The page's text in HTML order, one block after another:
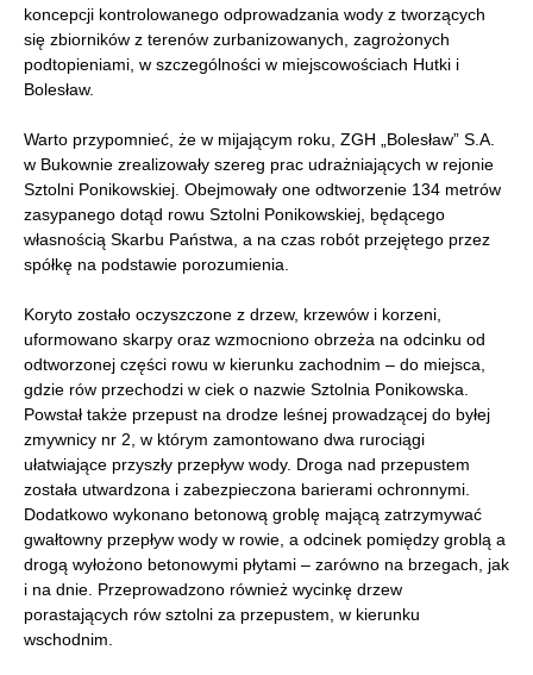
koncepcji kontrolowanego odprowadzania wody z tworzących
się zbiorników z terenów zurbanizowanych, zagrożonych
podtopieniami, w szczególności w miejscowościach Hutki i
Bolesław.
Warto przypomnieć, że w mijającym roku, ZGH „Bolesław” S.A.
w Bukownie zrealizowały szereg prac udrażniających w rejonie
Sztolni Ponikowskiej. Obejmowały one odtworzenie 134 metrów
zasypanego dotąd rowu Sztolni Ponikowskiej, będącego
własnością Skarbu Państwa, a na czas robót przejętego przez
spółkę na podstawie porozumienia.
Koryto zostało oczyszczone z drzew, krzewów i korzeni,
uformowano skarpy oraz wzmocniono obrzeża na odcinku od
odtworzonej części rowu w kierunku zachodnim – do miejsca,
gdzie rów przechodzi w ciek o nazwie Sztolnia Ponikowska.
Powstał także przepust na drodze leśnej prowadzącej do byłej
zmywnicy nr 2, w którym zamontowano dwa rurociągi
ułatwiające przyszły przepływ wody. Droga nad przepustem
została utwardzona i zabezpieczona barierami ochronnymi.
Dodatkowo wykonano betonową groblę mającą zatrzymywać
gwałtowny przepływ wody w rowie, a odcinek pomiędzy groblą a
drogą wyłożono betonowymi płytami – zarówno na brzegach, jak
i na dnie. Przeprowadzono również wycinkę drzew
porastających rów sztolni za przepustem, w kierunku
wschodnim.